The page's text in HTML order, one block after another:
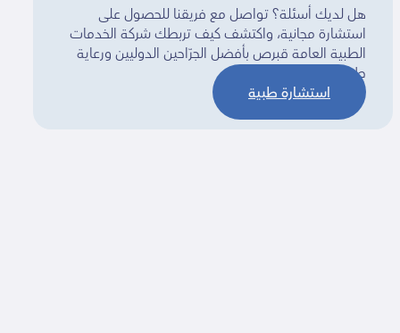
هل لديك أسئلة؟ تواصل مع فريقنا للحصول على
استشارة مجانية، واكتشف كيف تربطك شركة الخدمات
الطبية العامة قبرص بأفضل الجرّاحين الدوليين ورعاية
طبية مخصصة.
استشارة طبية